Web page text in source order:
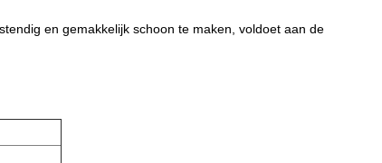
en gemakkelijk schoon te maken, voldoet aan de